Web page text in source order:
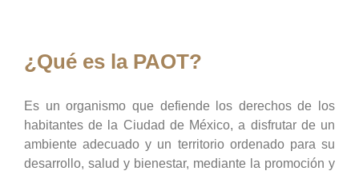
¿Qué es la PAOT?
Es un organismo que defiende los derechos de los
habitantes de la Ciudad de México, a disfrutar de un
ambiente adecuado y un territorio ordenado para su
desarrollo, salud y bienestar, mediante la promoción y